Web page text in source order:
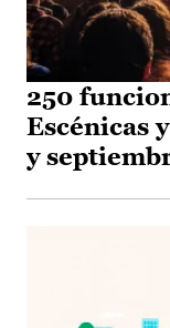
250
Escénicas
y